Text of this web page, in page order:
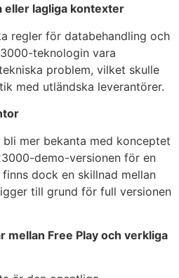
eller lagliga kontexter
regler för databehandling och
teknologin vara
problem, vilket skulle
med utländska leverantörer.
mer bekanta med konceptet
demo-versionen för en
dock en skillnad mellan
till grund för full versionen
mellan Free Play och verkliga